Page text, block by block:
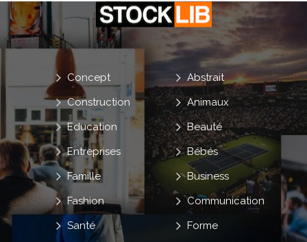
Abstrait
Animaux
Beauté
Bébés
Business
Communication
Concept
Construction
Education
Entreprises
Famille
Fashion
Forme
Santé